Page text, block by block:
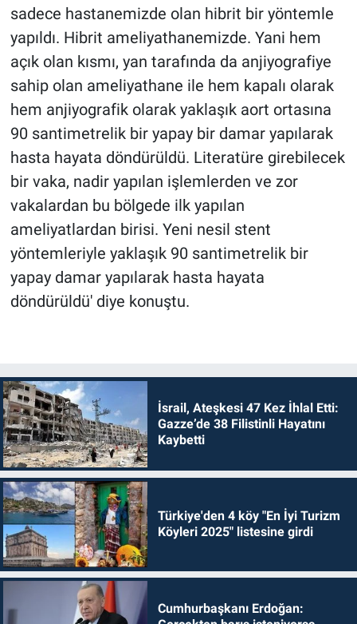
sadece hastanemizde olan hibrit bir yöntemle
yapıldı. Hibrit ameliyathanemizde. Yani hem
açık olan kısmı, yan tarafında da anjiyografiye
sahip olan ameliyathane ile hem kapalı olarak
hem anjiyografik olarak yaklaşık aort ortasına
90 santimetrelik bir yapay bir damar yapılarak
hasta hayata döndürüldü. Literatüre girebilecek
bir vaka, nadir yapılan işlemlerden ve zor
vakalardan bu bölgede ilk yapılan
ameliyatlardan birisi. Yeni nesil stent
yöntemleriyle yaklaşık 90 santimetrelik bir
yapay damar yapılarak hasta hayata
döndürüldü' diye konuştu.
İsrail, Ateşkesi 47 Kez İhlal Etti:
Gazze’de 38 Filistinli Hayatını
Kaybetti
Türkiye'den 4 köy "En İyi Turizm
Köyleri 2025" listesine girdi
Cumhurbaşkanı Erdoğan: